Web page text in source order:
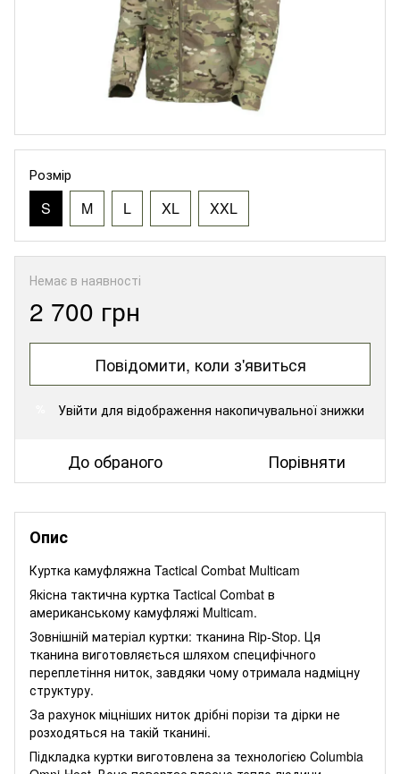
Розмір
S M L XL XXL
Немає в наявності
2 700 грн
Повідомити, коли з'явиться
Увійти для відображення накопичувальної знижки
До обраного Порівняти
Опис
Куртка камуфляжна Tactical Combat Multicam
Якісна тактична куртка Tactical Combat в
американському камуфляжі Multicam.
Зовнішній матеріал куртки: тканина Rip-Stop. Ця
тканина виготовляється шляхом специфічного
переплетіння ниток, завдяки чому отримала надміцну
структуру.
За рахунок міцніших ниток дрібні порізи та дірки не
розходяться на такій тканині.
Підкладка куртки виготовлена за технологією Columbia